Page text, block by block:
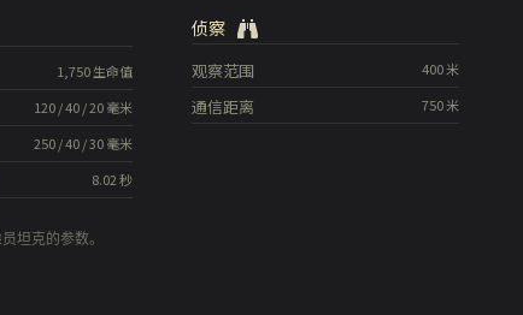
1,750生命值
120/40/20毫米
250/40/30毫米
8.02秒
侦察
400米
观察范围
750米
通信距离
坦克的参数。